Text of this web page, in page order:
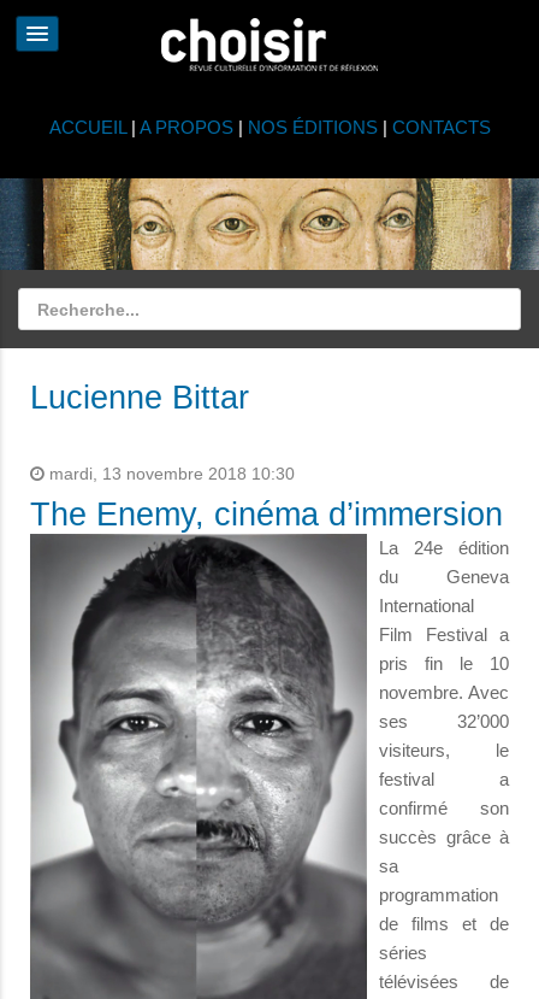
ACCUEIL | A PROPOS| NOS ÉDITIONS| CONTACTS
Lucienne Bittar
mardi, 13 novembre 2018 10:30
The Enemy, cinéma d’immersion
La 24e édition
du Geneva
International
Film Festival a
pris fin le 10
novembre. Avec
ses 32’000
visiteurs, le
festival a
confirmé son
succès grâce à
sa
programmation
de films et de
séries
télévisées de